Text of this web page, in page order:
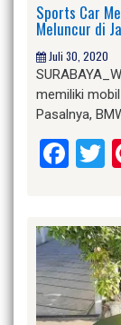
Sports Car
Meluncur di
Juli 30, 2020
memiliki
Pasalnya,